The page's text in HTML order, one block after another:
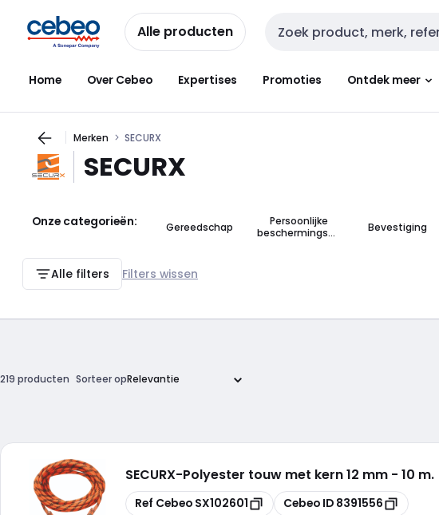
naar
navigatie
naar
inhoud
Alle producten Zoekveld invoer
Home Over Cebeo Expertises Promoties Ontdek meer
Merken SECURX
SECURX
Onze categorieën: Gereedschap
Persoonlijke
beschermingsmi
Bevestiging
Alle filters Filters wissen
219 producten Sorteer op
SECURX-Polyester touw met kern 12 mm - 10 m.
Kopiëren
Ref Cebeo SX102601 Kopiëren
Cebeo ID 8391556